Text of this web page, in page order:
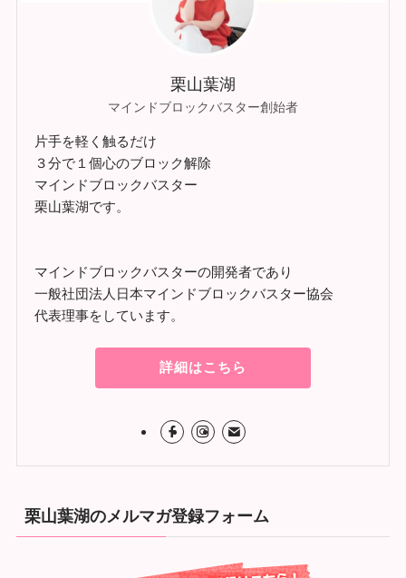
栗山葉湖
マインドブロックバスター創始者
片手を軽く触るだけ
３分で１個心のブロック解除
マインドブロックバスター
栗山葉湖です。
マインドブロックバスターの開発者であり
一般社団法人日本マインドブロックバスター協会
代表理事をしています。
詳細はこちら
栗山葉湖のメルマガ登録フォーム